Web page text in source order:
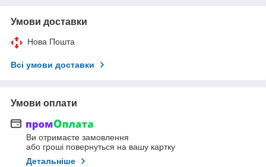
Умови доставки
Нова Пошта
Всі умови доставки
Умови оплати
Ви отримаєте замовлення
або гроші повернуться на вашу картку
Детальніше